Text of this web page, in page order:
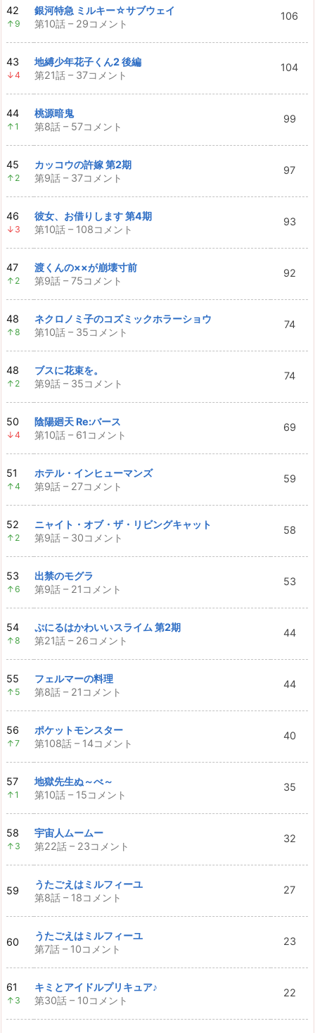
42
↑9
銀河特急 ミルキー☆サブウェイ
第10話 – 29コメント
106
43
↓4
地縛少年花子くん2 後編
第21話 – 37コメント
104
44
↑1
桃源暗鬼
第8話 – 57コメント
99
45
↑2
カッコウの許嫁 第2期
第9話 – 37コメント
97
46
↓3
彼女、お借りします 第4期
第10話 – 108コメント
93
47
↑2
渡くんの××が崩壊寸前
第9話 – 75コメント
92
48
↑8
ネクロノミ子のコズミックホラーショウ
第10話 – 35コメント
74
48
↑2
ブスに花束を。
第9話 – 35コメント
74
50
↓4
陰陽廻天 Re:バース
第10話 – 61コメント
69
51
↑4
ホテル・インヒューマンズ
第9話 – 27コメント
59
52
↑2
ニャイト・オブ・ザ・リビングキャット
第9話 – 30コメント
58
53
↑6
出禁のモグラ
第9話 – 21コメント
53
54
↑8
ぷにるはかわいいスライム 第2期
第21話 – 26コメント
44
55
↑5
フェルマーの料理
第8話 – 21コメント
44
56
↑7
ポケットモンスター
第108話 – 14コメント
40
57
↑1
地獄先生ぬ～べ～
第10話 – 15コメント
35
58
↑3
宇宙人ムームー
第22話 – 23コメント
32
59
うたごえはミルフィーユ
第8話 – 18コメント
27
60
うたごえはミルフィーユ
第7話 – 10コメント
23
61
↑3
キミとアイドルプリキュア♪
第30話 – 10コメント
22